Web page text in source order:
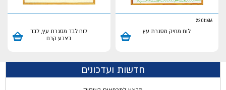
23011616
לוח מחיק מסגרת עץ
לוח לבד מסגרת עץ, לבד
בצבע קרם
חדשות ועדכונים